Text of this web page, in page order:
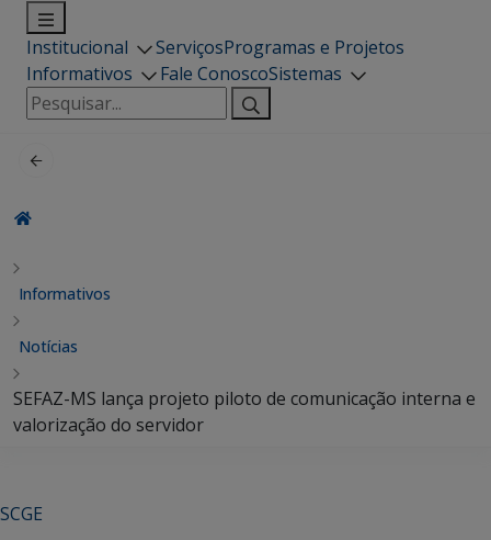
Institucional ServiçosProgramas e Projetos
Informativos
Fale ConoscoSistemas
Pesquisar
por:
Informativos
Notícias
SEFAZ-MS lança projeto piloto de comunicação interna e
valorização do servidor
SCGE